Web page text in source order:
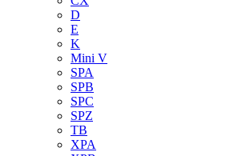
D
E
K
Mini V
SPA
SPB
SPC
SPZ
TB
XPA